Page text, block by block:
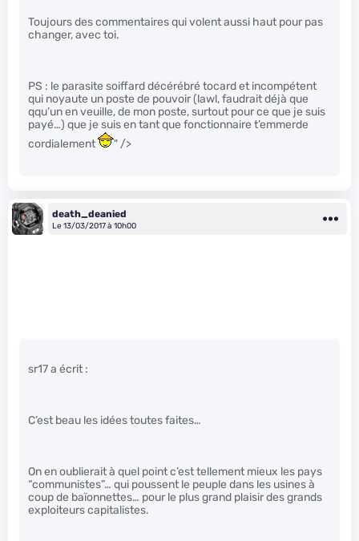
Toujours des commentaires qui volent aussi haut pour pas
changer, avec toi.
PS : le parasite soiffard décérébré tocard et incompétent
qui noyaute un poste de pouvoir (lawl, faudrait déjà que
qqu’un en veuille, de mon poste, surtout pour ce que je suis
payé…) que je suis en tant que fonctionnaire t’emmerde
cordialement
" />
death_deanied
Le 13/03/2017 à 10h00
sr17 a écrit :
C’est beau les idées toutes faites…
On en oublierait à quel point c’est tellement mieux les pays
“communistes”… qui poussent le peuple dans les usines à
coup de baïonnettes… pour le plus grand plaisir des grands
exploiteurs capitalistes.